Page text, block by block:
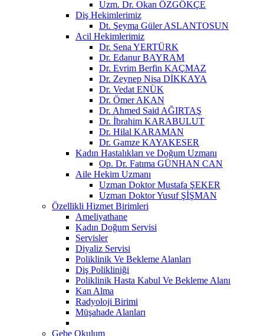
Uzm. Dr. Okan ÖZGÖKÇE
Diş Hekimlerimiz
Dt. Şeyma Güler ASLANTOSUN
Acil Hekimlerimiz
Dr. Sena YERTÜRK
Dr. Edanur BAYRAM
Dr. Evrim Berfin KAÇMAZ
Dr. Zeynep Nisa DİKKAYA
Dr. Vedat ENÜK
Dr. Ömer AKAN
Dr. Ahmed Said AĞIRTAŞ
Dr. İbrahim KARABULUT
Dr. Hilal KARAMAN
Dr. Gamze KAYAKESER
Kadın Hastalıkları ve Doğum Uzmanı
Op. Dr. Fatıma GÜNHAN CAN
Aile Hekim Uzmanı
Uzman Doktor Mustafa ŞEKER
Uzman Doktor Yusuf ŞİŞMAN
Özellikli Hizmet Birimleri
Ameliyathane
Kadın Doğum Servisi
Servisler
Diyaliz Servisi
Poliklinik Ve Bekleme Alanları
Diş Polikliniği
Poliklinik Hasta Kabul Ve Bekleme Alanı
Kan Alma
Radyoloji Birimi
Müşahade Alanları
Gebe Okulum